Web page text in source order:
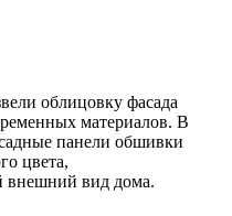
облицовку фасада
материалов. В
панели обшивки
цвета,
внешний вид дома.